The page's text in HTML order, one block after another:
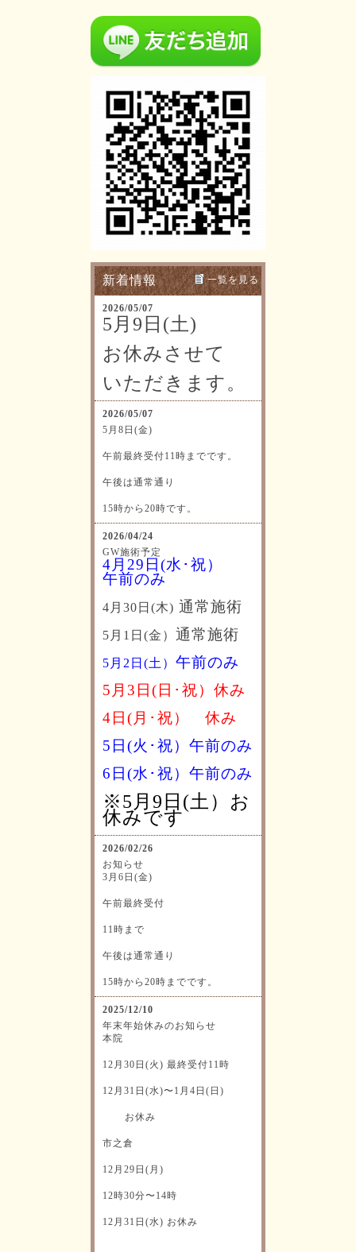
新着情報 一覧を見る
2026/05/07
5月9日(土)
お休みさせて
いただきます。
2026/05/07
5月8日(金)
午前最終受付11時までです。
午後は通常通り
15時から20時です。
2026/04/24
GW施術予定
4月29日(水･祝）
午前のみ
4月30日(木) 通常施術
5月1日(金） 通常施術
5月2日(土） 午前のみ
5月3日(日･祝）休み
4日(月･祝） 休み
5日(火･祝）午前のみ
6日(水･祝） 午前のみ
※5月9日(土）お
休みです
2026/02/26
お知らせ
3月6日(金)
午前最終受付
11時まで
午後は通常通り
15時から20時までです。
2025/12/10
年末年始休みのお知らせ
本院
12月30日(火) 最終受付11時
12月31日(水)〜1月4日(日)
お休み
市之倉
12月29日(月)
12時30分〜14時
12月31日(水) お休み